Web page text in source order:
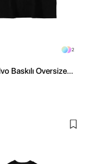
2
Baskılı Oversize